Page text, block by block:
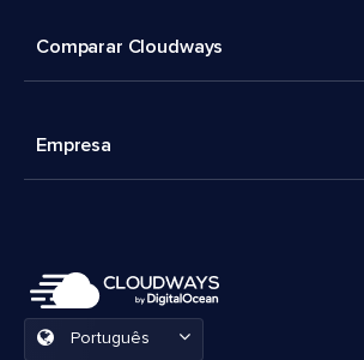
Comparar Cloudways
Empresa
Português